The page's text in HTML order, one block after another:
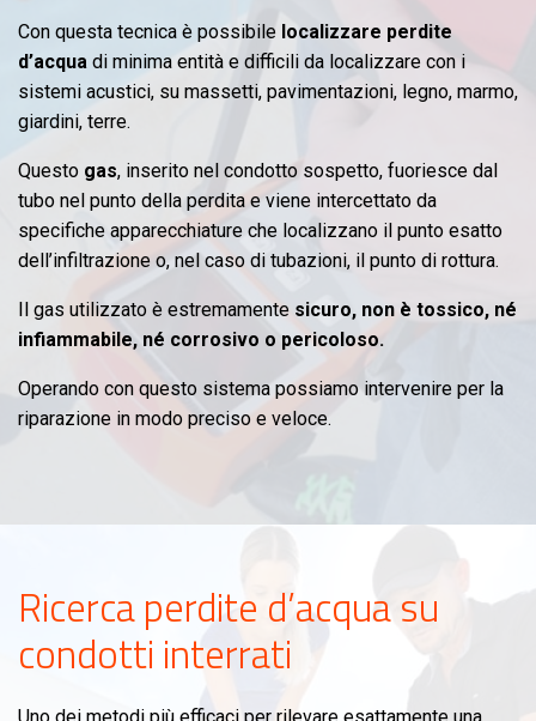
Con questa tecnica è possibile localizzare perdite
d’acqua di minima entità e difficili da localizzare con i
sistemi acustici, su massetti, pavimentazioni, legno, marmo,
giardini, terre.
Questo gas, inserito nel condotto sospetto, fuoriesce dal
tubo nel punto della perdita e viene intercettato da
specifiche apparecchiature che localizzano il punto esatto
dell’infiltrazione o, nel caso di tubazioni, il punto di rottura.
Il gas utilizzato è estremamente sicuro, non è tossico, né
infiammabile, né corrosivo o pericoloso.
Operando con questo sistema possiamo intervenire per la
riparazione in modo preciso e veloce.
Ricerca perdite d’acqua su
condotti interrati